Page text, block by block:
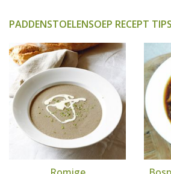
PADDENSTOELENSOEP RECEPT TIPS